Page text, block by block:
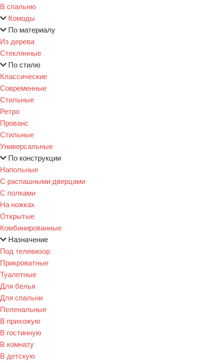
В спальню
Комоды
По материалу
Из дерева
Стеклянные
По стилю
Классические
Современные
Стильные
Ретро
Прованс
Стильные
Универсальные
По конструкции
Напольные
С распашными дверцами
С полками
На ножках
Открытые
Комбинированные
Назначение
Под телевизор
Прикроватные
Туалетные
Для белья
Для спальни
Пеленальные
В прихожую
В гостинную
В комнату
В детскую